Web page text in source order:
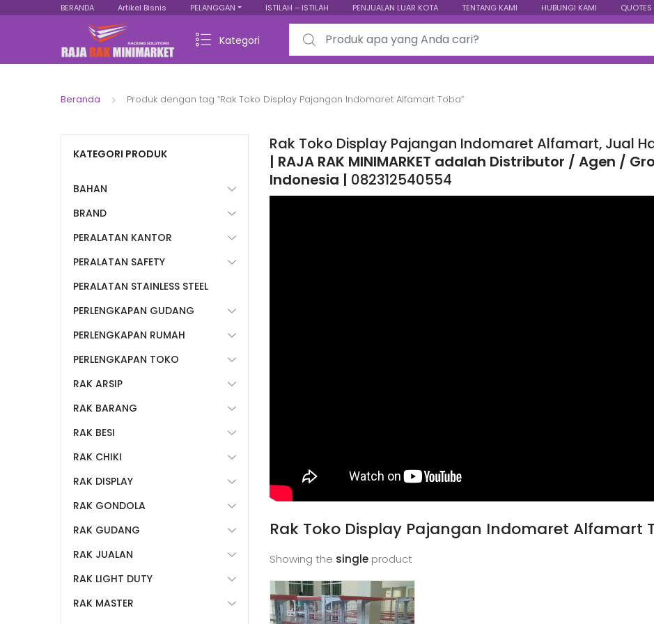
BERANDA Artikel Bisnis PELANGGAN ISTILAH – ISTILAH PENJUALAN LUAR KOTA TENTANG KAMI HUBUNGI KAMI QUOTES
Kategori
Search for:
Beranda Produk dengan tag “Rak Toko Display Pajangan Indomaret Alfamart Toba”
Rak Toko Display Pajangan Indomaret Alfamart, Jual
| RAJA RAK MINIMARKET adalah Distributor / Agen /
Indonesia | 082312540554
Rak Toko Display Pajangan Indomaret Alfamart
Showing the single product
KATEGORI PRODUK
BAHAN
BRAND
PERALATAN KANTOR
PERALATAN SAFETY
PERALATAN STAINLESS STEEL
PERLENGKAPAN GUDANG
PERLENGKAPAN RUMAH
PERLENGKAPAN TOKO
RAK ARSIP
RAK BARANG
RAK BESI
RAK CHIKI
RAK DISPLAY
RAK GONDOLA
RAK GUDANG
RAK JUALAN
RAK LIGHT DUTY
RAK MASTER